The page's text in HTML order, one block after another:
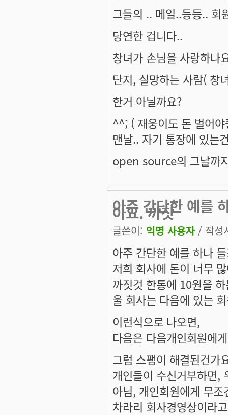
그들의 .. 메일..등등.. 회
당연한 겁니다..
창녀가 손님을 사랑하나
단지, 실망하는 사람( 창
한거 아닐까요?
^^; ( 재웅이도 돈 벌어
맨날.. 자기 통장에 있는
open source의 그날까
아주 간단한 예를
아요. 까짓
글쓴이: 익명 사용자 / 작성
아주 간단한 예를 하나
저희 회사에 돈이 너무
까짓것 한통에 10원을
울 회사는 다음에 있는
이런식으로 나오면,
다음은 다음개인회원에
그럼 스팸이 해결된건가
개인들이 수신거부하면,
아님, 개인회원에게 무
차라리 회사경영상이라